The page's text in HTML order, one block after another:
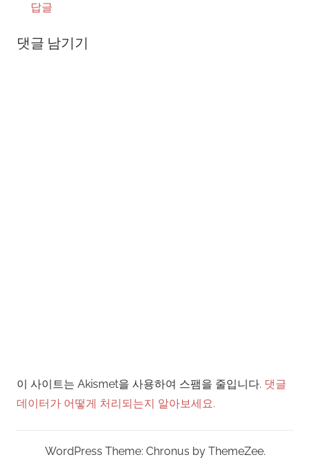
답글
댓글 남기기
이 사이트는 Akismet을 사용하여 스팸을 줄입니다. 댓글
데이터가 어떻게 처리되는지 알아보세요.
WordPress Theme: Chronus by ThemeZee.